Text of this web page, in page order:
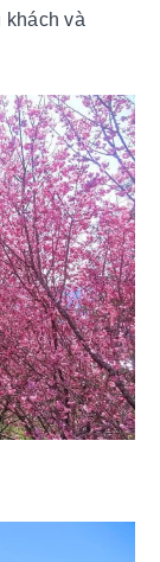
khách và